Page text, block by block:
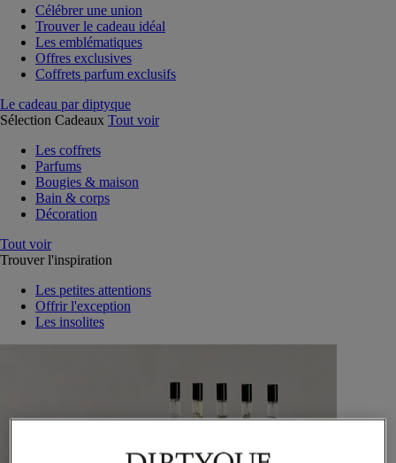
Célébrer une union
Trouver le cadeau idéal
Les emblématiques
Offres exclusives
Coffrets parfum exclusifs
Le cadeau par diptyque
Sélection Cadeaux Tout voir
Les coffrets
Parfums
Bougies & maison
Bain & corps
Décoration
Tout voir
Trouver l'inspiration
Les petites attentions
Offrir l'exception
Les insolites